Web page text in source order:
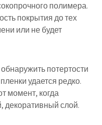
полимера.
покрытия до тех
или не будет
потертости
удается редко.
момент, когда
декоративный слой.